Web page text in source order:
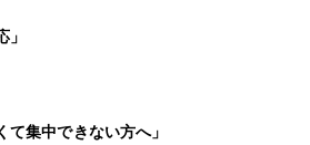
て集中できない方へ」